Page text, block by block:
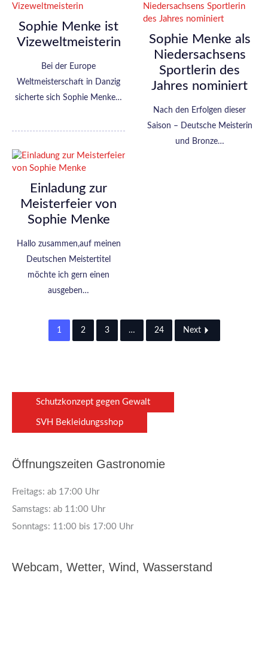
Sophie Menke ist
Vizeweltmeisterin
Bei der Europe
Weltmeisterschaft in Danzig
sicherte sich Sophie Menke…
Sophie Menke als
Niedersachsens
Sportlerin des
Jahres nominiert
Nach den Erfolgen dieser
Saison – Deutsche Meisterin
und Bronze…
Einladung zur
Meisterfeier von
Sophie Menke
Hallo zusammen,auf meinen
Deutschen Meistertitel
möchte ich gern einen
ausgeben…
1 2 3 … 24 Next
Schutzkonzept gegen Gewalt
SVH Bekleidungsshop
Öffnungszeiten Gastronomie
Freitags: ab 17:00 Uhr
Samstags: ab 11:00 Uhr
Sonntags: 11:00 bis 17:00 Uhr
Webcam, Wetter, Wind, Wasserstand